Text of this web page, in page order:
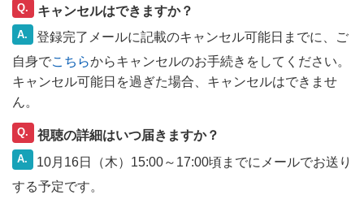
Q. キャンセルはできますか？
A.
登録完了メールに記載のキャンセル可能日までに、ご
自身でこちらからキャンセルのお手続きをしてください。
キャンセル可能日を過ぎた場合、キャンセルはできませ
ん。
Q. 視聴の詳細はいつ届きますか？
A.
10月16日（木）15:00～17:00頃までにメールでお送り
する予定です。